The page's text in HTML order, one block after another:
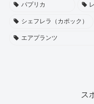
パプリカ
シェフレラ（カポック）
エアプランツ
ス